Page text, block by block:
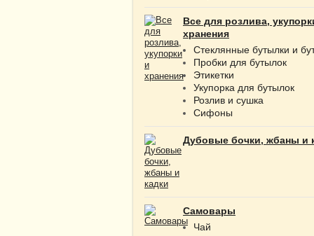
Все для розлива,
хранения
Стеклянные бутылки и
Пробки для бутылок
Этикетки
Укупорка для бутылок
Розлив и сушка
Сифоны
Дубовые бочки, жбаны и
Самовары
Чай